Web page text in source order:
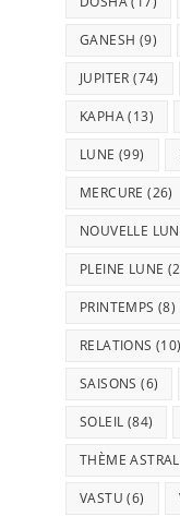
GANESH (9)
JUPITER (74)
KAPHA(13)
LUNE (99)
MERCURE (26)
NOUVELLE
PLEINE LUNE
PRINTEMPS (8)
RELATIONS (10)
SAISONS (6)
SOLEIL (84)
THÈME ASTRAL
VASTU (6)